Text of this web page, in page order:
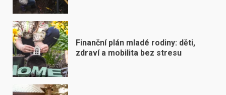
Finanční plán mladé rodiny: děti,
zdraví a mobilita bez stresu